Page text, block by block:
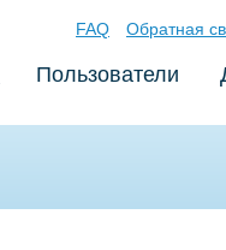
FAQ Обратная
Пользователи